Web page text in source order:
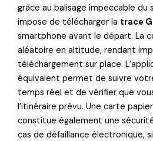
grâce au balisage impeccable du
impose de télécharger la trace
smartphone avant le départ. La
aléatoire en altitude, rendant
téléchargement sur place.
équivalent permet de suivre
temps réel et de vérifier que
l’itinéraire prévu. Une carte
constitue également une
cas de défaillance électronique,